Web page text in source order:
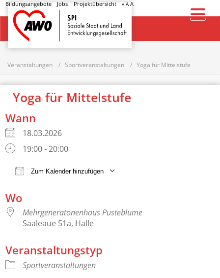
Bildungsangebote Jobs Projektübersicht A AA
Startseite
Veranstaltungen Sportveranstaltungen Yoga für Mittelstufe
Yoga für Mittelstufe
Wann
18.03.2026
19:00 - 20:00
Zum Kalender hinzufügen
Wo
Mehrgeneratonenhaus Pusteblume
Saaleaue 51a, Halle
Veranstaltungstyp
Sportveranstaltungen